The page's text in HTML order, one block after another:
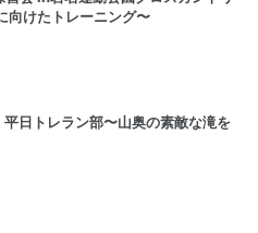
向けたトレーニング〜
日トレラン部〜山奥の素敵な滝を